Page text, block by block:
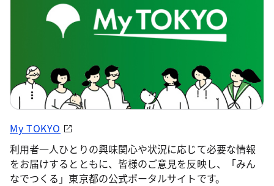
My TOKYO
利用者一人ひとりの興味関心や状況に応じて必要な情報
をお届けするとともに、皆様のご意見を反映し、「みん
なでつくる」東京都の公式ポータルサイトです。